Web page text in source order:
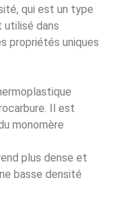
qui est un type
utilisé dans
propriétés uniques
Il est
monomère
plus dense et
basse densité